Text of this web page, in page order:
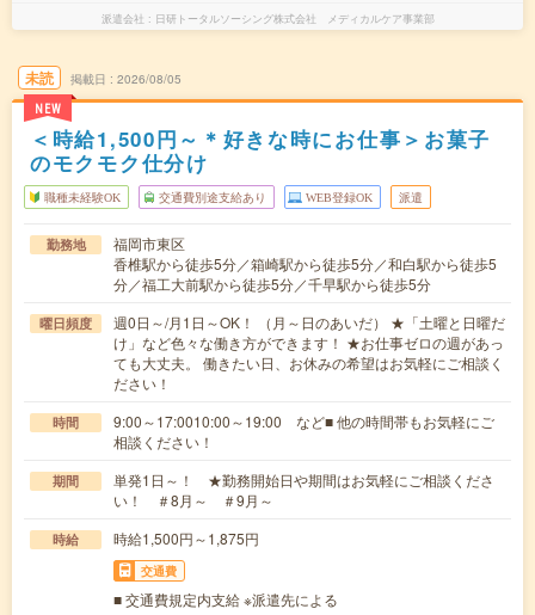
派遣会社 日研トータルソーシング株式会社 メディカルケア事業部
未読
NEW
掲載日 2026/08/05
＜時給1,500円～＊好きな時にお仕事＞お菓子
のモクモク仕分け
職種未経験OK 交通費別途支給あり WEB登録OK 派遣
勤務地
福岡市東区
香椎駅から徒歩5分／箱崎駅から徒歩5分／和白駅から徒歩5
分／福工大前駅から徒歩5分／千早駅から徒歩5分
曜日頻度
週0日～/月1日～OK！ （月～日のあいだ） ★「土曜と日曜だ
け」など色々な働き方ができます！ ★お仕事ゼロの週があっ
ても大丈夫。 働きたい日、お休みの希望はお気軽にご相談く
ださい！
時間
9:00～17:0010:00～19:00 など■ 他の時間帯もお気軽にご
相談ください！
期間
単発1日～！ ★勤務開始日や期間はお気軽にご相談くださ
い！ ＃8月～ ＃9月～
時給 時給1,500円～1,875円
交通費
■ 交通費規定内支給 ※派遣先による